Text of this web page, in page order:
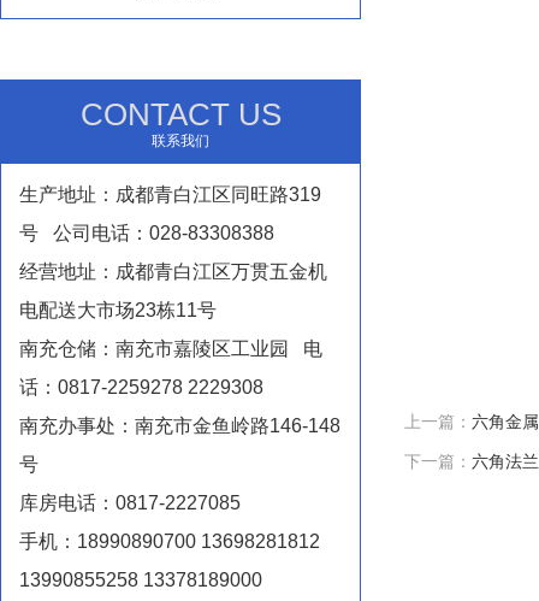
CONTACT US
联系我们
生产地址：成都青白江区同旺路319
号 公司电话：028-83308388
经营地址：成都青白江区万贯五金机
电配送大市场23栋11号
南充仓储：南充市嘉陵区工业园 电
话：0817-2259278 2229308
南充办事处：南充市金鱼岭路146-148
号
库房电话：0817-2227085
手机：18990890700 13698281812
13990855258 13378189000
上一篇： 六角金
下一篇： 六角法